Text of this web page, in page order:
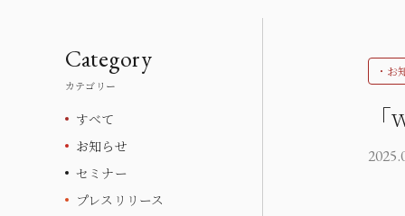
・お
Category
カテゴリー
すべて
お知らせ
セミナー
プレスリリース